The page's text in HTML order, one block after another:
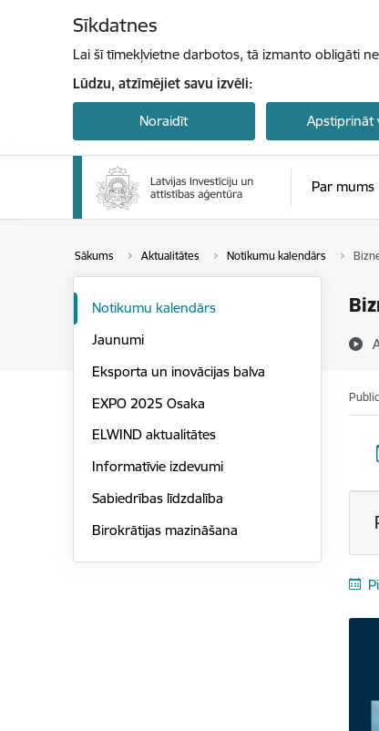
Sīkdatnes
Lai šī tīmekļvietne darbotos, tā izmanto obligāti
Lūdzu, atzīmējiet savu izvēli:
Noraidīt Apstiprināt
Par mums
Sākums Aktualitātes Notikumu kalendārs
Notikumu kalendārs
Jaunumi
Eksporta un inovācijas balva
EXPO 2025 Osaka
ELWIND aktualitātes
Informatīvie izdevumi
Sabiedrības līdzdalība
Birokrātijas mazināšana